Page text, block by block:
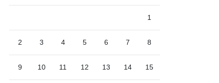
1
2 3 4 5 6 7 8
9 10 11 12 13 14 15